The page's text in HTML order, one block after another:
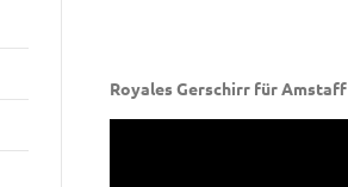
Royales Gerschirr für Amstaff